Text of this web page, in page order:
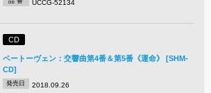
UCCG-52134
CD
ベートーヴェン：交響曲第4番＆第5番《運命》 [SHM-
CD]
発売日 2018.09.26